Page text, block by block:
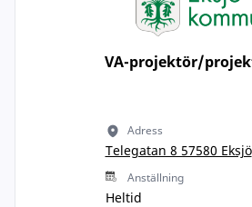
VA-projektör/
Adress
Telegatan 8 57580 Eksjö
Anställning
Heltid